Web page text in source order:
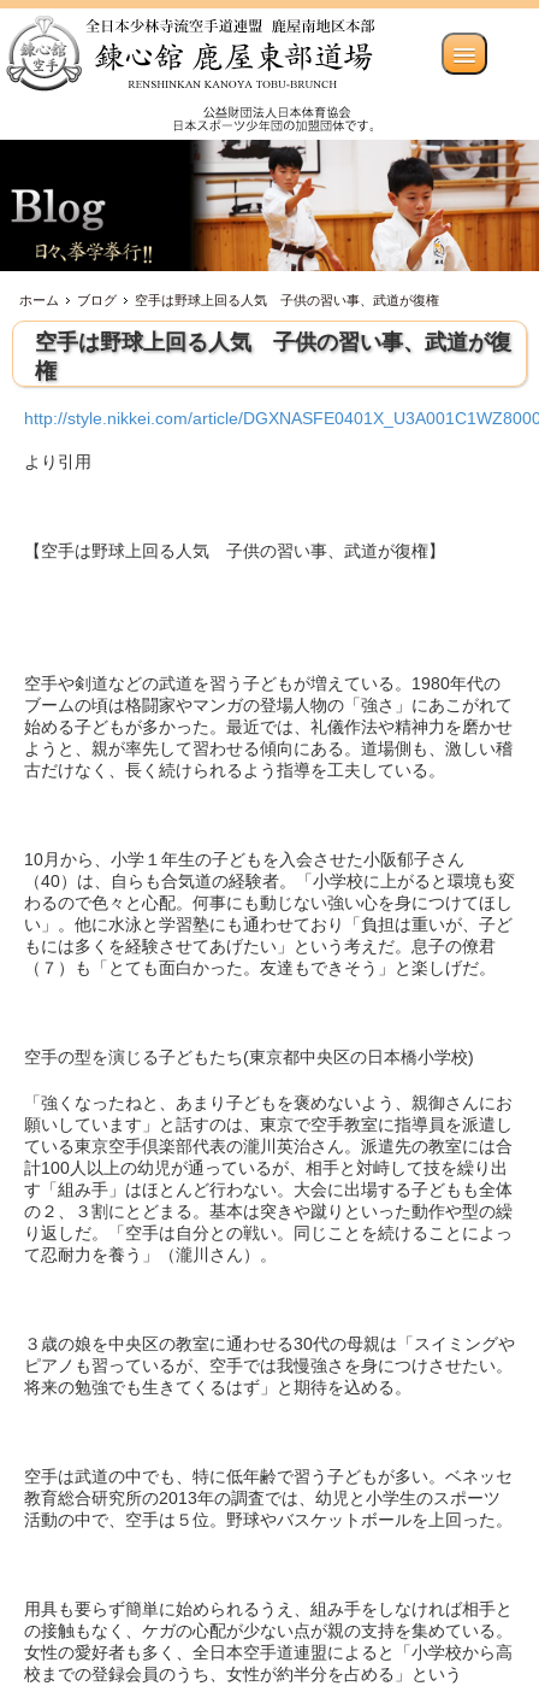
ホーム ブログ 空手は野球上回る人気 子供の習い事、武道が復権
空手は野球上回る人気 子供の習い事、武道が復
権
http://style.nikkei.com/article/
より引用
【空手は野球上回る人気 子供の習い事、武道が復権】
空手や剣道などの武道を習う子どもが増えている。1980年代の
ブームの頃は格闘家やマンガの登場人物の「強さ」にあこがれて
始める子どもが多かった。最近では、礼儀作法や精神力を磨かせ
ようと、親が率先して習わせる傾向にある。道場側も、激しい稽
古だけなく、長く続けられるよう指導を工夫している。
10月から、小学１年生の子どもを入会させた小阪郁子さん
（40）は、自らも合気道の経験者。「小学校に上がると環境も変
わるので色々と心配。何事にも動じない強い心を身につけてほし
い」。他に水泳と学習塾にも通わせており「負担は重いが、子ど
もには多くを経験させてあげたい」という考えだ。息子の僚君
（７）も「とても面白かった。友達もできそう」と楽しげだ。
空手の型を演じる子どもたち(東京都中央区の日本橋小学校)
「強くなったねと、あまり子どもを褒めないよう、親御さんにお
願いしています」と話すのは、東京で空手教室に指導員を派遣し
ている東京空手倶楽部代表の瀧川英治さん。派遣先の教室には合
計100人以上の幼児が通っているが、相手と対峙して技を繰り出
す「組み手」はほとんど行わない。大会に出場する子どもも全体
の２、３割にとどまる。基本は突きや蹴りといった動作や型の繰
り返しだ。「空手は自分との戦い。同じことを続けることによっ
て忍耐力を養う」（瀧川さん）。
３歳の娘を中央区の教室に通わせる30代の母親は「スイミングや
ピアノも習っているが、空手では我慢強さを身につけさせたい。
将来の勉強でも生きてくるはず」と期待を込める。
空手は武道の中でも、特に低年齢で習う子どもが多い。ベネッセ
教育総合研究所の2013年の調査では、幼児と小学生のスポーツ
活動の中で、空手は５位。野球やバスケットボールを上回った。
用具も要らず簡単に始められるうえ、組み手をしなければ相手と
の接触もなく、ケガの心配が少ない点が親の支持を集めている。
女性の愛好者も多く、全日本空手道連盟によると「小学校から高
校までの登録会員のうち、女性が約半分を占める」という